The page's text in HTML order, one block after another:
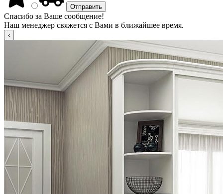
Спасибо за Ваше сообщение!
Наш менеджер свяжется с Вами в ближайшее время.